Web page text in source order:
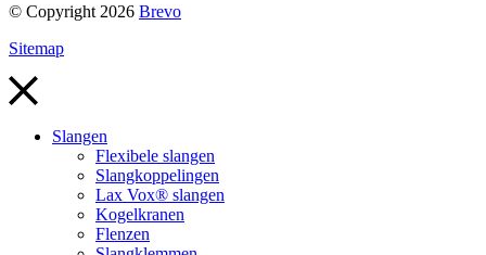
© Copyright 2026 Brevo
Sitemap
Slangen
Flexibele slangen
Slangkoppelingen
Lax Vox® slangen
Kogelkranen
Flenzen